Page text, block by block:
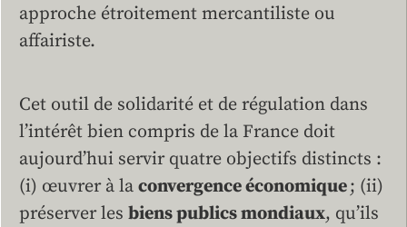
approche étroitement mercantiliste ou
affairiste.
Cet outil de solidarité et de régulation dans
l’intérêt bien compris de la France doit
aujourd’hui servir quatre objectifs distincts :
(i) œuvrer à la convergence économique; (ii)
préserver les biens publics mondiaux, qu’ils